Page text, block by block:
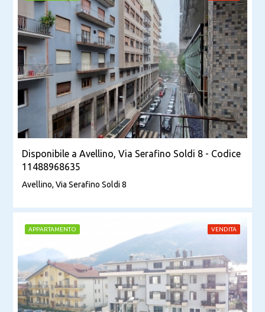
Disponibile a Avellino, Via Serafino Soldi 8 - Codice
11488968635
Avellino, Via Serafino Soldi 8
APPARTAMENTO VENDITA